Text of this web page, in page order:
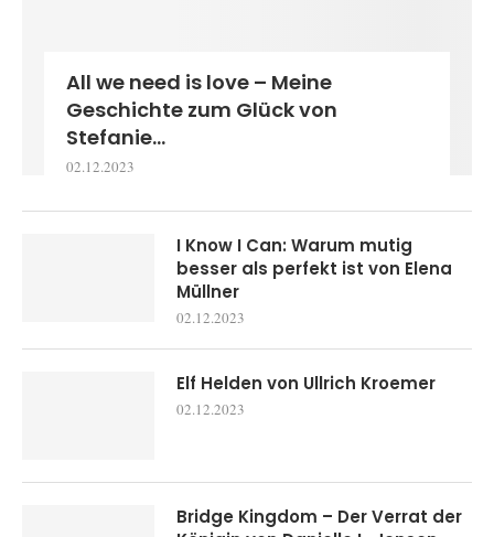
All we need is love – Meine
Geschichte zum Glück von
Stefanie...
02.12.2023
I Know I Can: Warum mutig
besser als perfekt ist von Elena
Müllner
02.12.2023
Elf Helden von Ullrich Kroemer
02.12.2023
Bridge Kingdom – Der Verrat der